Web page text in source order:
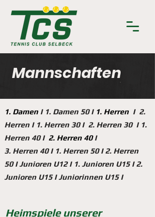
Mannschaften
1. Damen I 1. Damen 50 I 1. Herren I 2.
Herren I 1. Herren 30I 2. Herren 30 I 1.
Herren 40I 2. Herren 40I
3. Herren 40I 1. Herren 50I 2. Herren
50IJunioren U12 I 1. Junioren U15I 2.
Junioren U15I Juniorinnen U15I
Heimspiele unserer